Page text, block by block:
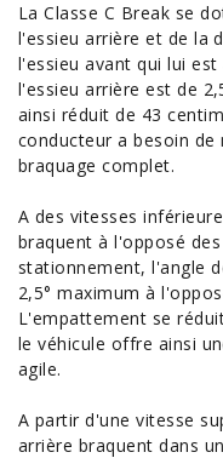
La Classe C Break se
l'essieu arrière et de la
l'essieu avant qui lui
l'essieu arrière est de
ainsi réduit de 43
conducteur a besoin
braquage complet.
A des vitesses
braquent à l'opposé
stationnement, l'angle
2,5° maximum à
L'empattement se
le véhicule offre ainsi
agile.
A partir d'une vitesse
arrière braquent dans